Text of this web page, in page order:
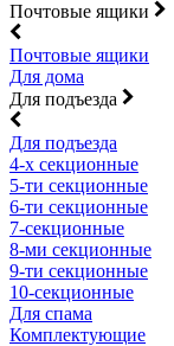
Почтовые ящики
Почтовые ящики
Для дома
Для подъезда
Для подъезда
4-х секционные
5-ти секционные
6-ти секционные
7-секционные
8-ми секционные
9-ти секционные
10-секционные
Для спама
Комплектующие